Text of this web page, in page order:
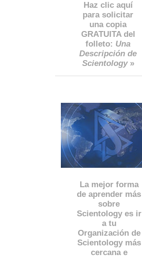
Haz clic aquí
para solicitar
una copia
GRATUITA del
folleto: Una
Descripción de
Scientology»
La mejor forma
de aprender más
sobre
Scientology es ir
a tu
Organización de
Scientology más
cercana e